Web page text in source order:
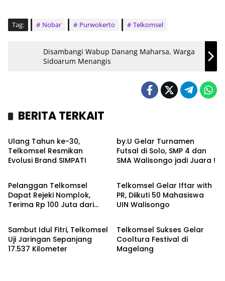
Tag: Nobar Purwokerto Telkomsel
Disambangi Wabup Danang Maharsa, Warga
Sidoarum Menangis
BERITA TERKAIT
Bisnis
Ulang Tahun ke-30,
Telkomsel Resmikan
Evolusi Brand SIMPATI
by.U Gelar Turnamen
Futsal di Solo, SMP 4 dan
SMA Walisongo jadi Juara !
Nasional
Pelanggan Telkomsel
Dapat Rejeki Nomplok,
Terima Rp 100 Juta dari
Kampus
Telkomsel Gelar Iftar with
PR, Diikuti 50 Mahasiswa
UIN Walisongo
Nasional
Sambut Idul Fitri, Telkomsel
Uji Jaringan Sepanjang
17.537 Kilometer
Hiburan
Telkomsel Sukses Gelar
Cooltura Festival di
Magelang